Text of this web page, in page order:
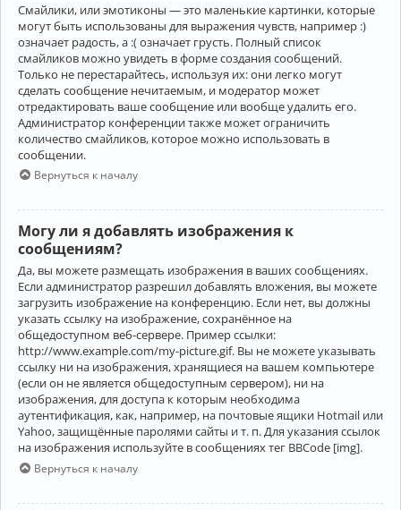
Смайлики, или эмотиконы — это маленькие картинки, которые
могут быть использованы для выражения чувств, например :)
означает радость, а :( означает грусть. Полный список
смайликов можно увидеть в форме создания сообщений.
Только не перестарайтесь, используя их: они легко могут
сделать сообщение нечитаемым, и модератор может
отредактировать ваше сообщение или вообще удалить его.
Администратор конференции также может ограничить
количество смайликов, которое можно использовать в
сообщении.
Вернуться к началу
Могу ли я добавлять изображения к
сообщениям?
Да, вы можете размещать изображения в ваших сообщениях.
Если администратор разрешил добавлять вложения, вы можете
загрузить изображение на конференцию. Если нет, вы должны
указать ссылку на изображение, сохранённое на
общедоступном веб-сервере. Пример ссылки:
http://www.example.com/my-picture.gif. Вы не можете указывать
ссылку ни на изображения, хранящиеся на вашем компьютере
(если он не является общедоступным сервером), ни на
изображения, для доступа к которым необходима
аутентификация, как, например, на почтовые ящики Hotmail или
Yahoo, защищённые паролями сайты и т. п. Для указания ссылок
на изображения используйте в сообщениях тег BBCode [img].
Вернуться к началу